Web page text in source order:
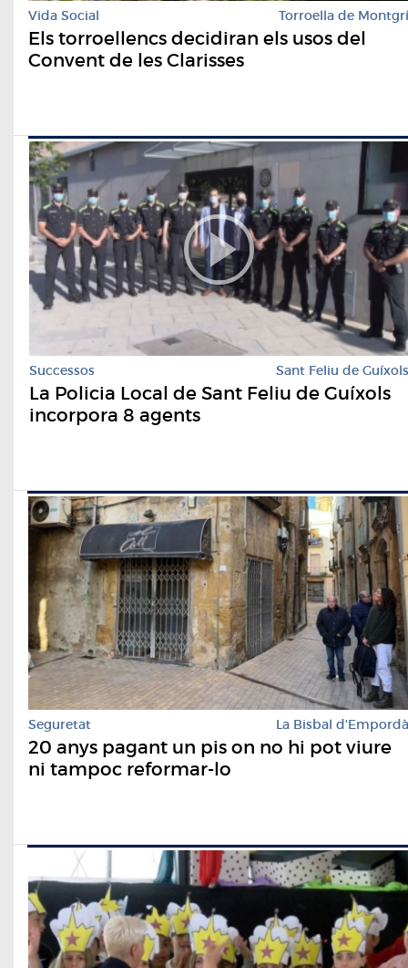
Vida Social Torroella de Montgrí
Els torroellencs decidiran els usos del
Convent de les Clarisses
Successos Sant Feliu de Guíxols
La Policia Local de Sant Feliu de Guíxols
incorpora 8 agents
Seguretat La Bisbal d'Empordà
20 anys pagant un pis on no hi pot viure
ni tampoc reformar-lo